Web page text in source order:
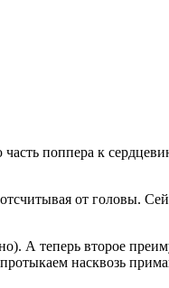
поппера к
от головы.
А теперь второе
насквозь